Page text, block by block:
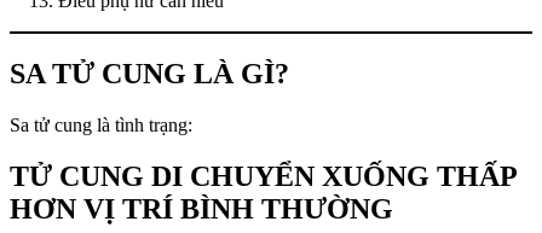
SA TỬ CUNG LÀ GÌ?
Sa tử cung là tình trạng:
TỬ CUNG DI CHUYỂN XUỐNG THẤP
HƠN VỊ TRÍ BÌNH THƯỜNG